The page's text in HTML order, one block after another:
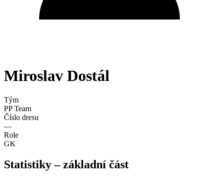
Miroslav Dostál
Tým
PP Team
Číslo dresu
—
Role
GK
Statistiky – základní část